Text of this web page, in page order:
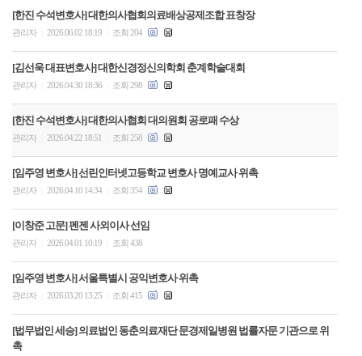
[한진 수석변호사] 대한의사협회의료배상공제조합 표창장
관리자 2026.06.02 18:19 조회 204
[김선욱 대표변호사] 대한신경정신의학회 춘계학술대회
관리자 2026.04.30 18:36 조회 298
[한진 수석변호사] 대한의사협회 대의원회 공로패 수상
관리자 2026.04.22 18:51 조회 258
[임주영 변호사] 선린인터넷고등학교 변호사 명예교사 위촉
관리자 2026.04.10 14:34 조회 354
[이창준 고문] 펜젠 사외이사 선임
관리자 2026.04.01 10:19 조회 438
[임주영 변호사] 서울특별시 공익변호사 위촉
관리자 2026.03.20 13:25 조회 415
[법무법인 세승] 의료법인 동춘의료재단 문경제일병원 법률자문 기관으로 위
촉